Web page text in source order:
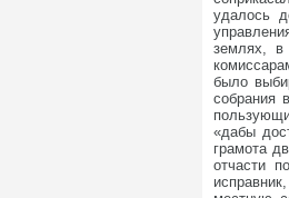
удалось
землях, в
было
собрания
«дабы
грамота
отчасти